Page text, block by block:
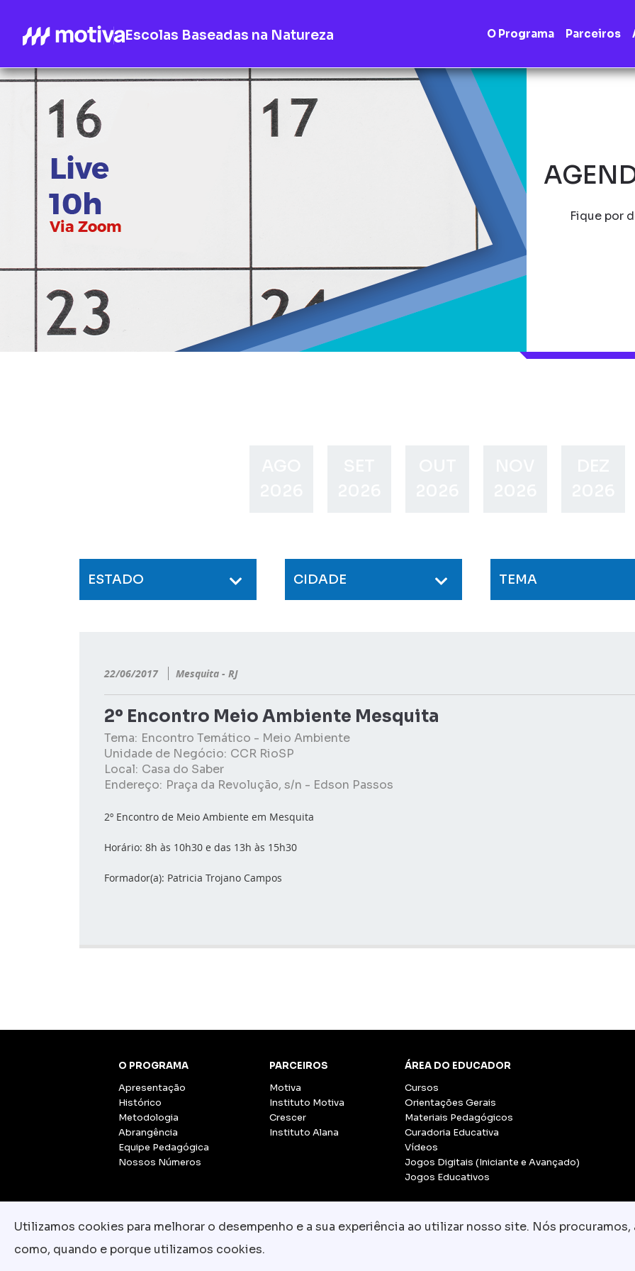
Escolas Baseadas na Natureza O Programa Parceiros
Fique por
ESTADO CIDADE TEMA
22/06/2017 Mesquita - RJ
2º Encontro Meio Ambiente Mesquita
Tema: Encontro Temático - Meio Ambiente
Unidade de Negócio: CCR RioSP
Local: Casa do Saber
Endereço: Praça da Revolução, s/n - Edson Passos
2º Encontro de Meio Ambiente em Mesquita
Horário: 8h às 10h30 e das 13h às 15h30
Formador(a): Patricia Trojano Campos
O PROGRAMA
Apresentação
Histórico
Metodologia
Abrangência
Equipe Pedagógica
Nossos Números
PARCEIROS
Motiva
Instituto Motiva
Crescer
Instituto Alana
ÁREA DO EDUCADOR
Cursos
Orientações Gerais
Materiais Pedagógicos
Curadoria Educativa
Vídeos
Jogos Digitais (Iniciante e Avançado)
Jogos Educativos
Utilizamos cookies para melhorar o desempenho e a sua experiência ao utilizar nosso site. Nós
como, quando e porque utilizamos cookies.